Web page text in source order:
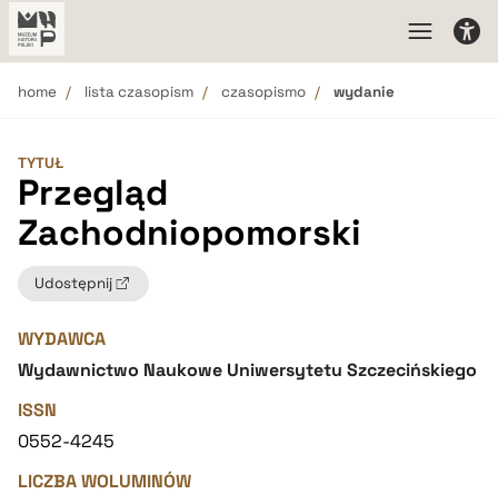
home lista czasopism czasopismo wydanie
TYTUŁ
Przegląd
Zachodniopomorski
Udostępnij
WYDAWCA
Wydawnictwo Naukowe Uniwersytetu Szczecińskiego
ISSN
0552-4245
LICZBA WOLUMINÓW